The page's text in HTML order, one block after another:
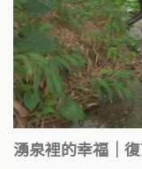
湧泉裡的幸福｜